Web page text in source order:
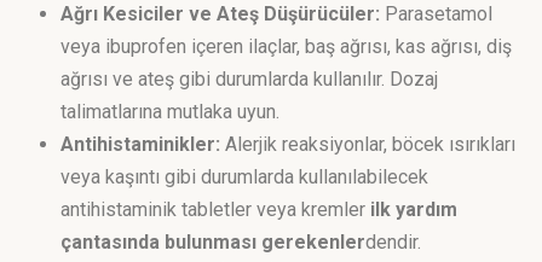
Ağrı Kesiciler ve Ateş Düşürücüler: Parasetamol
veya ibuprofen içeren ilaçlar, baş ağrısı, kas ağrısı, diş
ağrısı ve ateş gibi durumlarda kullanılır. Dozaj
talimatlarına mutlaka uyun.
Antihistaminikler: Alerjik reaksiyonlar, böcek ısırıkları
veya kaşıntı gibi durumlarda kullanılabilecek
antihistaminik tabletler veya kremler ilk yardım
çantasında bulunması gerekenlerdendir.